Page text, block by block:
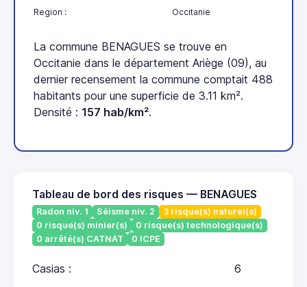
Region : Occitanie
La commune BENAGUES se trouve en
Occitanie dans le département Ariège (09), au
dernier recensement la commune comptait 488
habitants pour une superficie de 3.11 km².
Densité : 157 hab/km².
Tableau de bord des risques — BENAGUES
Radon niv. 1 Séisme niv. 2
3 risque(s) naturel(s)
0 risque(s) minier(s)
0 risque(s) technologique(s)
0 arrêté(s) CATNAT
0 ICPE
Casias : 6